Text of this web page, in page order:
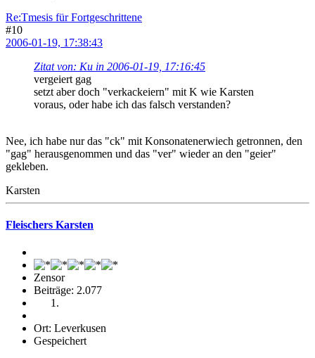
Re:Tmesis für Fortgeschrittene
#10
2006-01-19, 17:38:43
Zitat von: Ku in 2006-01-19, 17:16:45
vergeiert gag
setzt aber doch "verkackeiern" mit K wie Karsten
voraus, oder habe ich das falsch verstanden?
Nee, ich habe nur das "ck" mit Konsonatenerwiech getronnen, den
"gag" herausgenommen und das "ver" wieder an den "geier"
gekleben.
Karsten
Fleischers Karsten
Zensor
Beiträge: 2.077
Ort: Leverkusen
Gespeichert